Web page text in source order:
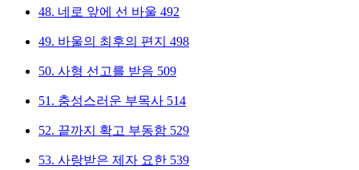
48. 네로 앞에 선 바울 492
49. 바울의 최후의 편지 498
50. 사형 선고를 받음 509
51. 충성스러운 부목사 514
52. 끝까지 확고 부동함 529
53. 사랑받은 제자 요한 539